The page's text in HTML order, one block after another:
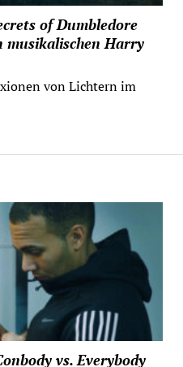
of Dumbledore
Harry
von Lichtern im
vs. Everybody